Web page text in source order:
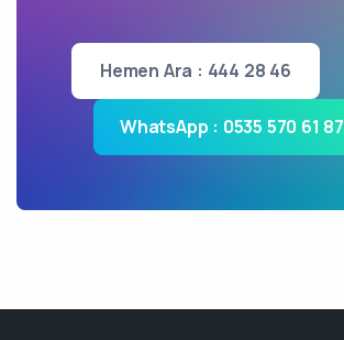
Hemen Ara : 444 28 46
WhatsApp : 0535 570 61 87